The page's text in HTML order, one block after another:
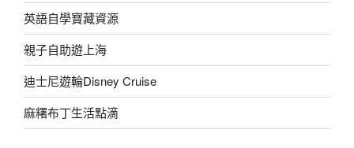
英語自學寶藏資源
親子自助遊上海
迪士尼遊輪Disney Cruise
麻糬布丁生活點滴